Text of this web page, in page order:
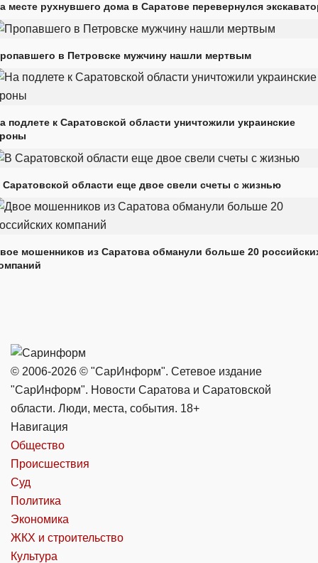
месте рухнувшего дома в Саратове перевернулся
в Петровске мужчину нашли мертвым
подлете к Саратовской области уничтожили украинские
Саратовской области еще двое свели счеты с жизнью
мошенников из Саратова обманули больше 20
© 2006-2026 © "СарИнформ". Сетевое издание
"СарИнформ". Новости Саратова и Саратовской
области. Люди, места, события. 18+
Навигация
Общество
Происшествия
Суд
Политика
Экономика
ЖКХ и строительство
Культура